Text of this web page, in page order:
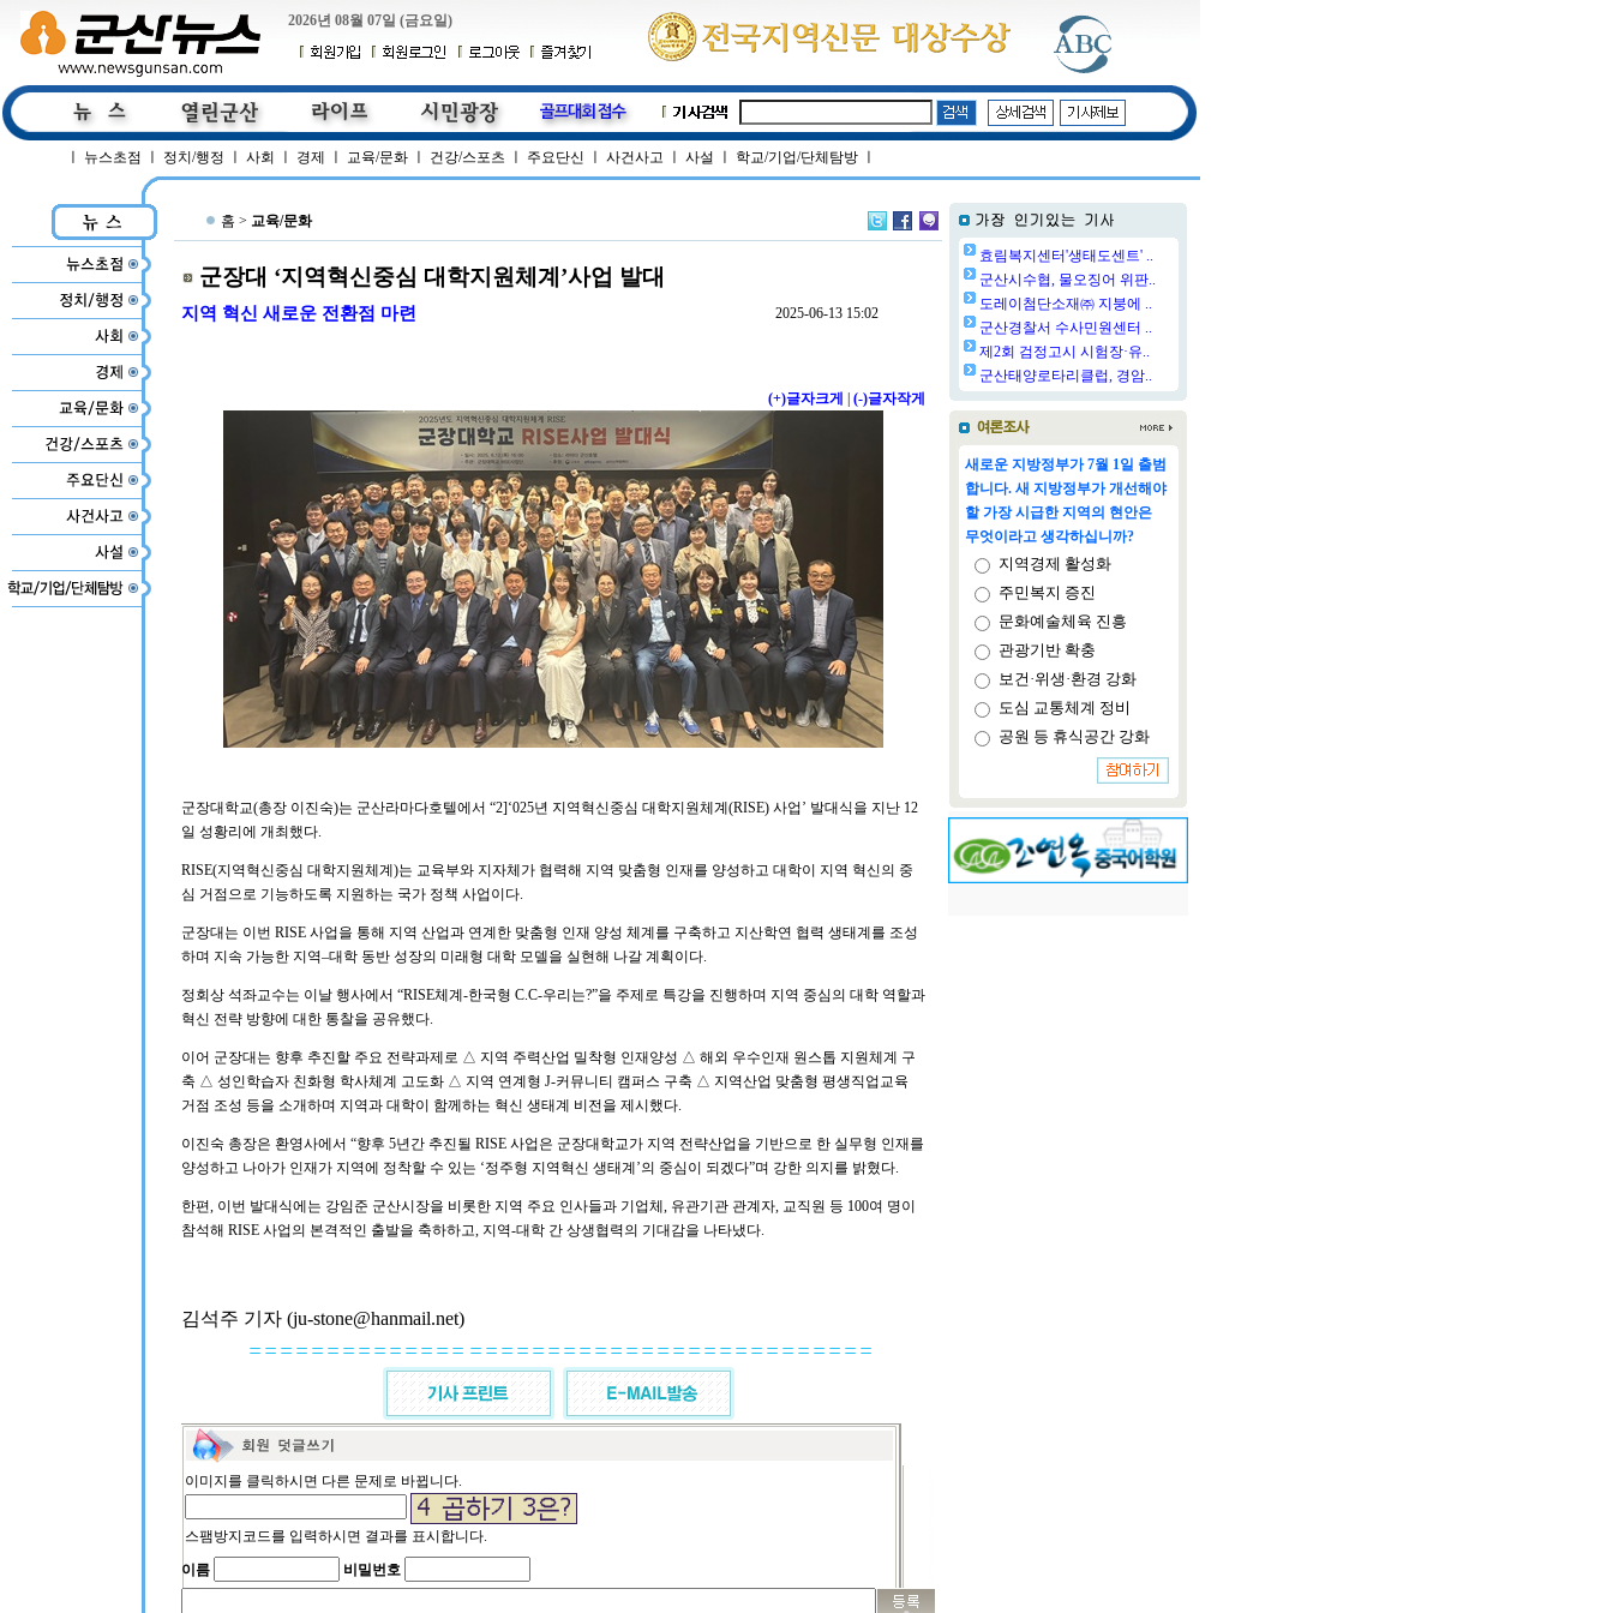
2026년 08월 07일 (금요일)
뉴스초점 정치/행정 사회 경제 교육/문화 건강/스포츠 주요단신 사건사고 사설 학교/기업/단체탐방
홈 > 교육/문화
군장대 ‘지역혁신중심 대학지원체계’사업 발대
지역 혁신 새로운 전환점 마련 2025-06-13 15:02
(+)글자크게 (-)글자작게
군장대학교(총장 이진숙)는 군산라마다호텔에서 “2]‘025년 지역혁신중심 대학지원체계(RISE) 사업’ 발대식을 지난 12
일 성황리에 개최했다.
RISE(지역혁신중심 대학지원체계)는 교육부와 지자체가 협력해 지역 맞춤형 인재를 양성하고 대학이 지역 혁신의 중
심 거점으로 기능하도록 지원하는 국가 정책 사업이다.
군장대는 이번 RISE 사업을 통해 지역 산업과 연계한 맞춤형 인재 양성 체계를 구축하고 지산학연 협력 생태계를 조성
하며 지속 가능한 지역–대학 동반 성장의 미래형 대학 모델을 실현해 나갈 계획이다.
정회상 석좌교수는 이날 행사에서 “RISE체계-한국형 C.C-우리는?”을 주제로 특강을 진행하며 지역 중심의 대학 역할과
혁신 전략 방향에 대한 통찰을 공유했다.
이어 군장대는 향후 추진할 주요 전략과제로 △ 지역 주력산업 밀착형 인재양성 △ 해외 우수인재 원스톱 지원체계 구
축 △ 성인학습자 친화형 학사체계 고도화 △ 지역 연계형 J-커뮤니티 캠퍼스 구축 △ 지역산업 맞춤형 평생직업교육
거점 조성 등을 소개하며 지역과 대학이 함께하는 혁신 생태계 비전을 제시했다.
이진숙 총장은 환영사에서 “향후 5년간 추진될 RISE 사업은 군장대학교가 지역 전략산업을 기반으로 한 실무형 인재를
양성하고 나아가 인재가 지역에 정착할 수 있는 ‘정주형 지역혁신 생태계’의 중심이 되겠다”며 강한 의지를 밝혔다.
한편, 이번 발대식에는 강임준 군산시장을 비롯한 지역 주요 인사들과 기업체, 유관기관 관계자, 교직원 등 100여 명이
참석해 RISE 사업의 본격적인 출발을 축하하고, 지역-대학 간 상생협력의 기대감을 나타냈다.
김석주 기자 (ju-stone@hanmail.net)
이미지를 클릭하시면 다른 문제로 바뀝니다.
스팸방지코드를 입력하시면 결과를 표시합니다.
이름
비밀번호
효림복지센터'생태도센트' ..
군산시수협, 물오징어 위판..
도레이첨단소재㈜ 지붕에 ..
군산경찰서 수사민원센터 ..
제2회 검정고시 시험장·유..
군산태양로타리클럽, 경암..
새로운 지방정부가 7월 1일 출범
합니다. 새 지방정부가 개선해야
할 가장 시급한 지역의 현안은
무엇이라고 생각하십니까?
지역경제 활성화
주민복지 증진
문화예술체육 진흥
관광기반 확충
보건·위생·환경 강화
도심 교통체계 정비
공원 등 휴식공간 강화